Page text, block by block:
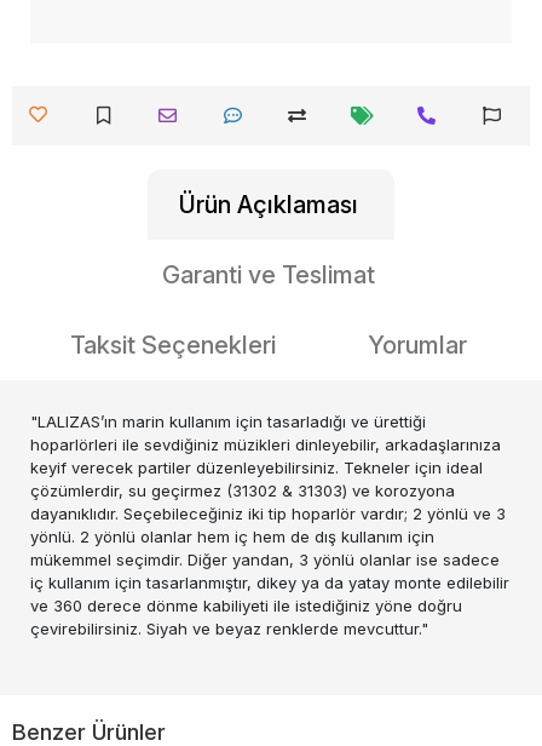
Ürün Açıklaması
Garanti ve Teslimat
Taksit Seçenekleri Yorumlar
"LALIZAS’ın marin kullanım için tasarladığı ve ürettiği
hoparlörleri ile sevdiğiniz müzikleri dinleyebilir, arkadaşlarınıza
keyif verecek partiler düzenleyebilirsiniz. Tekneler için ideal
çözümlerdir, su geçirmez (31302 & 31303) ve korozyona
dayanıklıdır. Seçebileceğiniz iki tip hoparlör vardır; 2 yönlü ve 3
yönlü. 2 yönlü olanlar hem iç hem de dış kullanım için
mükemmel seçimdir. Diğer yandan, 3 yönlü olanlar ise sadece
iç kullanım için tasarlanmıştır, dikey ya da yatay monte edilebilir
ve 360 derece dönme kabiliyeti ile istediğiniz yöne doğru
çevirebilirsiniz. Siyah ve beyaz renklerde mevcuttur."
Benzer Ürünler